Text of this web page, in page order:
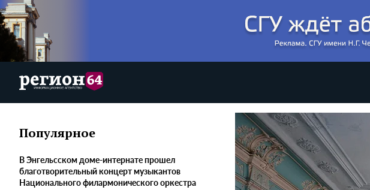
Популярное
В Энгельсском доме-интернате прошел
благотворительный концерт музыкантов
Национального филармонического оркестра